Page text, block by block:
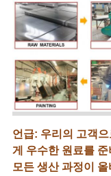
언급: 우리의 고객
게 우수한 원료를
모든 생산 과정이